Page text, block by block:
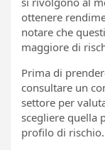
ottenere
notare che
maggiore di
Prima di
consultare un
settore per
scegliere quella
profilo di rischio.